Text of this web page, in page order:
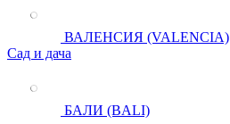
ВАЛЕНСИЯ (VALENCIA)
Сад и дача
БАЛИ (BALI)